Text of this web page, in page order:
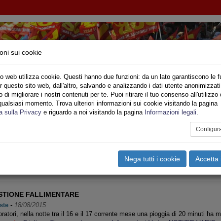
SINDACALE DI BASE SETTORE VIGILI DEL
Privato Territori Sociale Speciali Multimedia
Pagina 2 di 5
3 4 5 > >>
FALLIMENTARE
- 18/08/2015
nella notte tra il 16 e il 17 corrente mese una pioggia di 20 minuti ha
sui cookie
web utilizza cookie. Questi hanno due funzioni: da un lato garantiscono le
questo sito web, dall'altro, salvando e analizzando i dati utente
di migliorare i nostri contenuti per te. Puoi ritirare il tuo consenso all'utilizzo
momento. Trova ulteriori informazioni sui cookie visitando la pagina
sulla Privacy e riguardo a noi visitando la pagina Informazioni legali.
Nega tutti i cookie Accetta